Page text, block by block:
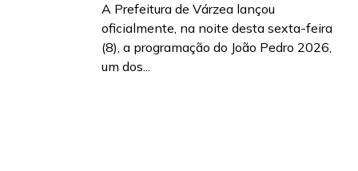
A Prefeitura de Várzea lançou
oficialmente, na noite desta sexta-feira
(8), a programação do João Pedro 2026,
um dos...